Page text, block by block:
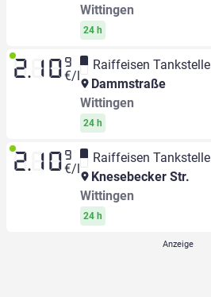
Wittingen
24 h
2.10 9
€/l
Raiffeisen Tankstelle
Dammstraße
Wittingen
24 h
2.10 9
€/l
Raiffeisen Tankstelle
Knesebecker Str.
Wittingen
24 h